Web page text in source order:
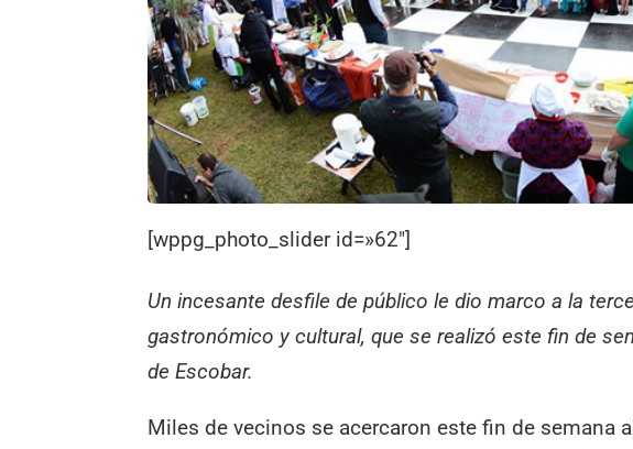
[wppg_photo_slider id=»62″]
Un incesante desfile de público le dio marco a la
gastronómico y cultural, que se realizó este fin de
de Escobar.
Miles de vecinos se acercaron este fin de semana